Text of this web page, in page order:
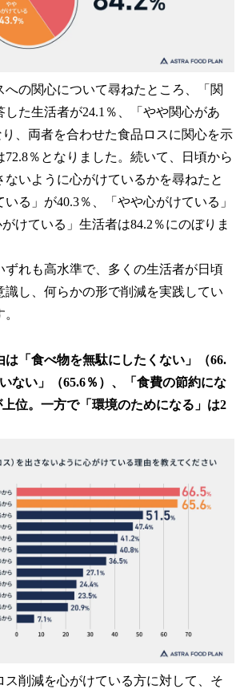
の関心について尋ねたところ、「関
した生活者が24.1％、「やや関心があ
り、両者を合わせた食品ロスに関心を示
72.8％となりました。続いて、日頃から
ないように心がけているかを尋ねたと
る」が40.3％、「やや心がけている」
けている」生活者は84.2％にのぼりま
れも高水準で、多くの生活者が日頃
識し、何らかの形で削減を実践してい
は「食べ物を無駄にしたくない」（66.
ない」（65.6％）、「食費の節約にな
上位。一方で「環境のためになる」は2
削減を心がけている方に対して、そ